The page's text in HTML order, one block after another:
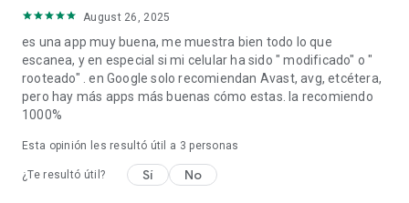
* Se requiere actualización para acceder a funciones
avanzadas. Incluye prueba gratuita de 7 días.
Tu privacidad es nuestra misión.
Descarga Certo hoy y disfruta de una protección potente y
ahora con VPN segura y escaneo en tiempo real.
August 26, 2025
es una app muy buena, me muestra bien todo lo que
escanea, y en especial si mi celular ha sido " modificado" o "
rooteado" . en Google solo recomiendan Avast, avg, etcétera,
pero hay más apps más buenas cómo estas. la recomiendo
1000%
Esta opinión les resultó útil a 3 personas
¿Te resultó útil? Sí No